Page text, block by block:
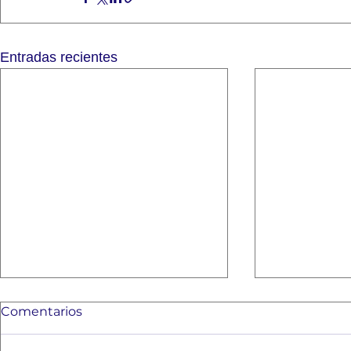
Entradas recientes
Comentarios